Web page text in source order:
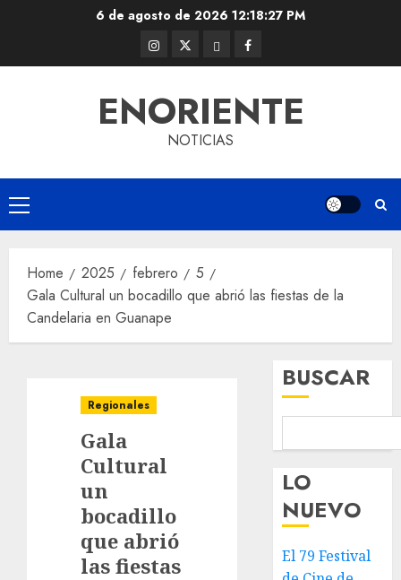
6 de agosto de 2026 12:18:28 PM
Instagram
@EnOriente
Twitter
(X)
ThreadsFacebook
ENORIENTE
NOTICIAS
Primary
Menu
Home 2025 febrero
5
Gala Cultural un bocadillo que abrió las fiestas de la
Candelaria en Guanape
Regionales
Gala
Cultural
un
bocadillo
que abrió
las fiestas
BUSCAR
LO
NUEVO
El 79 Festival